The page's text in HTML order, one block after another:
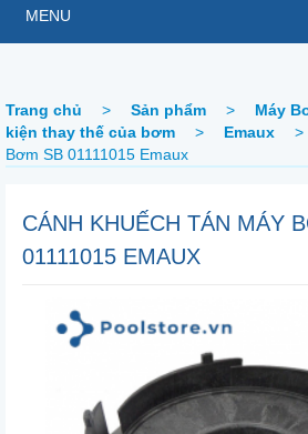
MENU
Trang chủ > Sản phẩm > Máy
kiện thay thế của bơm
> Emaux >
Bơm SB 01111015 Emaux
CÁNH KHUẾCH TÁN MÁY
01111015 EMAUX